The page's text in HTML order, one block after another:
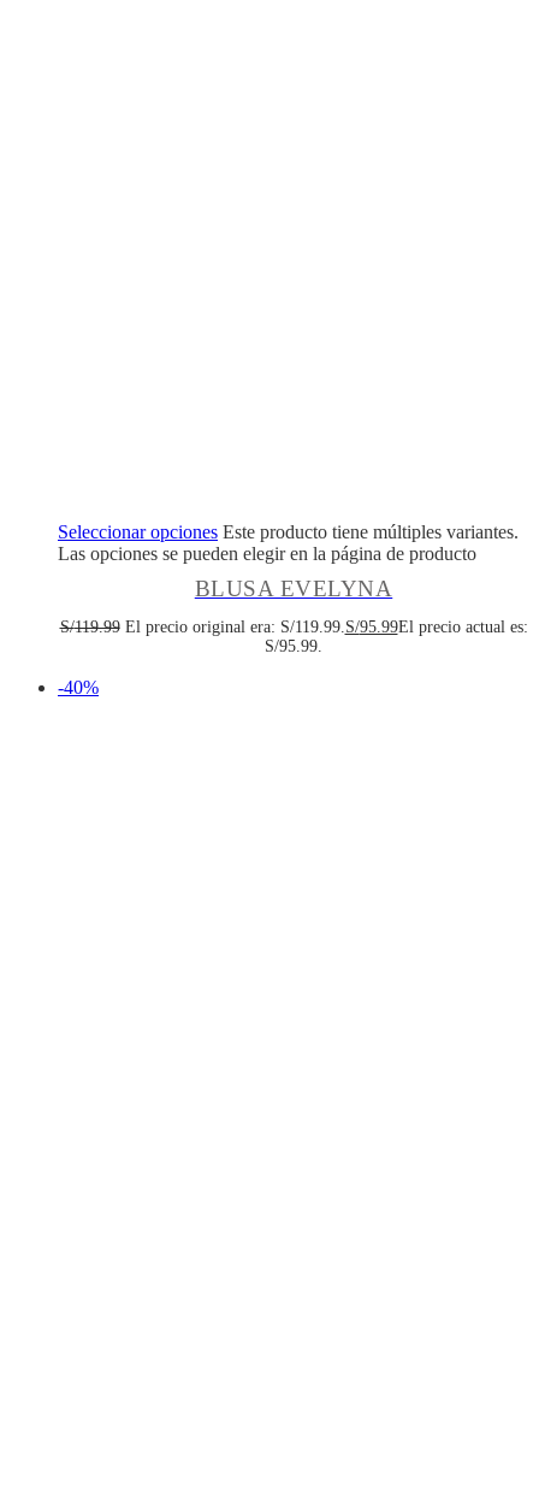
Seleccionar opciones Este producto tiene múltiples variantes.
Las opciones se pueden elegir en la página de producto
BLUSA EVELYNA
S/119.99 El precio original era: S/119.99.S/95.99El precio actual es:
S/95.99.
-40%